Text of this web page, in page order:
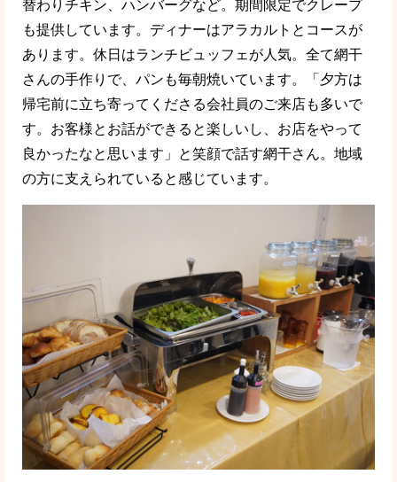
替わりチキン、ハンバーグなど。期間限定でクレープ
も提供しています。ディナーはアラカルトとコースが
あります。休日はランチビュッフェが人気。全て網干
さんの手作りで、パンも毎朝焼いています。「夕方は
帰宅前に立ち寄ってくださる会社員のご来店も多いで
す。お客様とお話ができると楽しいし、お店をやって
良かったなと思います」と笑顔で話す網干さん。地域
の方に支えられていると感じています。